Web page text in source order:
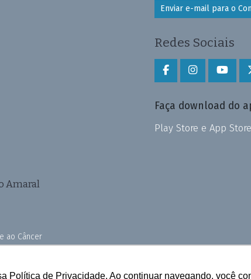
de Privacidade. Ao continuar navegando, você
Amaral
ao Câncer
Enviar e-mail para o
Redes Sociais
Faça download do
Play Store e App Store